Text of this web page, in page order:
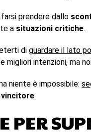
prendere dallo
a situazioni critiche.
di guardare il lato
migliori intenzioni, ma
niente è impossibile:
vincitore.
PER